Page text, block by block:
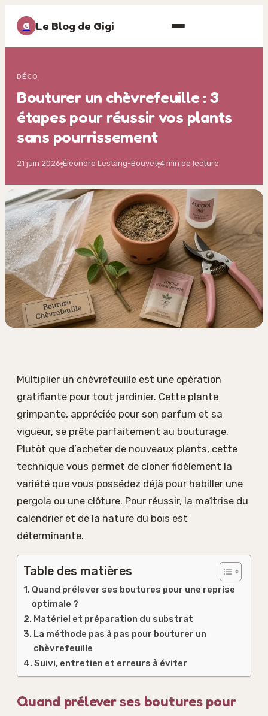
G Le Blog de Gigi
DÉCO
Bouturer un chèvrefeuille : 3
étapes pour réussir vos plants
sans pourrissement
21 juin 2026·Éléonore Lestang-Bouvet·4 min de lecture
Multiplier un chèvrefeuille est une opération
gratifiante pour tout jardinier. Cette plante
grimpante, appréciée pour son parfum et sa
vigueur, se prête parfaitement au bouturage.
Plutôt que d’acheter de nouveaux plants, cette
technique vous permet de cloner fidèlement la
variété que vous possédez déjà pour habiller une
pergola ou une clôture. Pour réussir, la maîtrise du
calendrier et de la nature du bois est
déterminante.
Table des matières
Quand prélever ses boutures pour une reprise
optimale ?
Matériel et préparation du substrat
La méthode pas à pas pour bouturer un
chèvrefeuille
Suivi, entretien et erreurs à éviter
Quand prélever ses boutures pour